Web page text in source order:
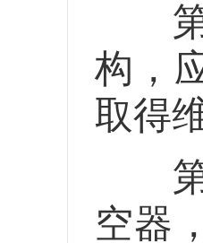
第
构，
取得
第
空器